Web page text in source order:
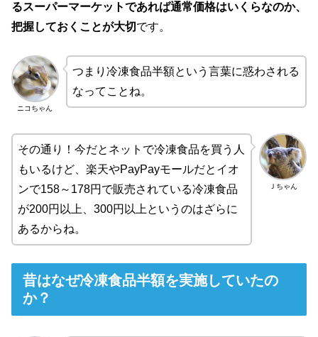
るスーパーマーケットであれば通常価格はいくらなのか、
把握しておくことが大切です。
ニコちゃん
つまり冷凍食品半額という言葉に惑わされる
なってことね。
Ｊちゃん
その通り！今だとネットで冷凍食品を買う人
もいるけど、楽天やPayPayモールだとイオ
ンで158～178円で販売されている冷凍食品
が200円以上、300円以上というのはざらに
あるからね。
昔はなぜ冷凍食品半額を実施していたの
か？